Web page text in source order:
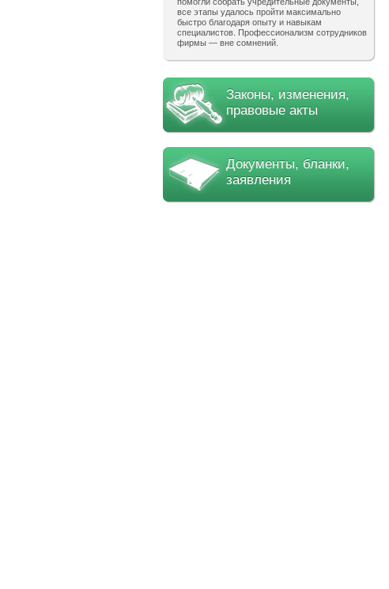
все этапы удалось пройти максимально
быстро благодаря опыту и навыкам
специалистов. Профессионализм сотрудников
фирмы — вне сомнений.
Законы, изменения,
правовые акты
Документы, бланки,
заявления